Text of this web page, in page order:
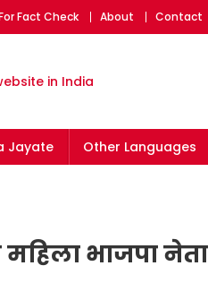
Fact Check About Contact
Jayate Other Languages
भाजपा